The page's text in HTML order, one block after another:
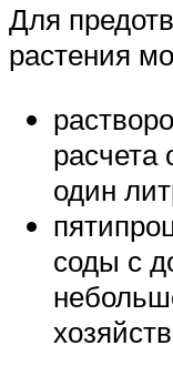
Для
растения
расчета
один
соды с